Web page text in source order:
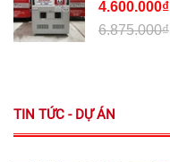
4.600.000₫
6.875.000₫
TIN TỨC - DỰ ÁN